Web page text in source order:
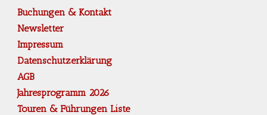
Buchungen & Kontakt
Newsletter
Impressum
Datenschutzerklärung
AGB
Jahresprogramm 2026
Touren & Führungen Liste